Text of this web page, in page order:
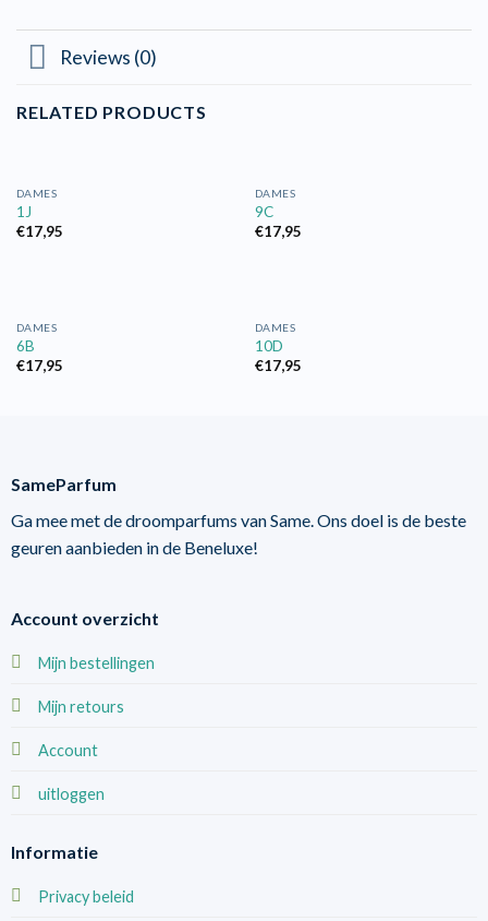
Reviews (0)
RELATED PRODUCTS
DAMES
1J
€17,95
DAMES
9C
€17,95
DAMES
6B
€17,95
DAMES
10D
€17,95
SameParfum
Ga mee met de droomparfums van Same. Ons doel is de beste
geuren aanbieden in de Beneluxe!
Account overzicht
Mijn bestellingen
Mijn retours
Account
uitloggen
Informatie
Privacy beleid